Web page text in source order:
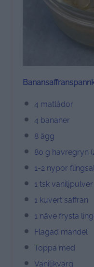
4 matlådor
4 bananer
8 ägg
80 g havregryn
1-2 nypor
1 tsk vaniljpulver
1 kuvert saffran
1 näve frysta
Flagad mandel
Toppa med
Vaniljkvarg